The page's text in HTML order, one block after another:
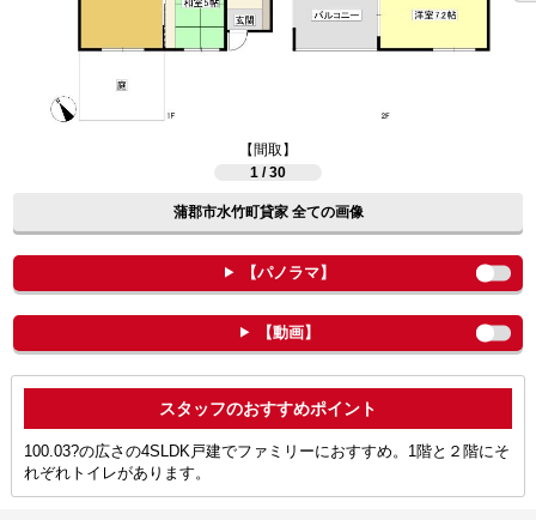
【間取】
1 / 30
蒲郡市水竹町貸家 全ての画像
【パノラマ】
【動画】
ポイント
100.03?の広さの4SLDK戸建でファミリーにおすすめ。1階と２階にそ
れぞれトイレがあります。